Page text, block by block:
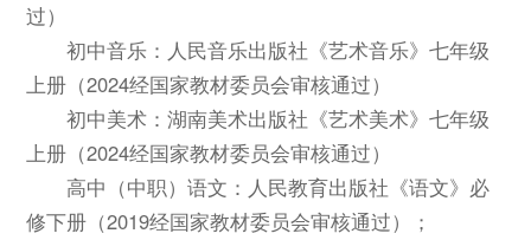
过）
初中音乐：人民音乐出版社《艺术音乐》七年级
上册（2024经国家教材委员会审核通过）
初中美术：湖南美术出版社《艺术美术》七年级
上册（2024经国家教材委员会审核通过）
高中（中职）语文：人民教育出版社《语文》必
修下册（2019经国家教材委员会审核通过）；